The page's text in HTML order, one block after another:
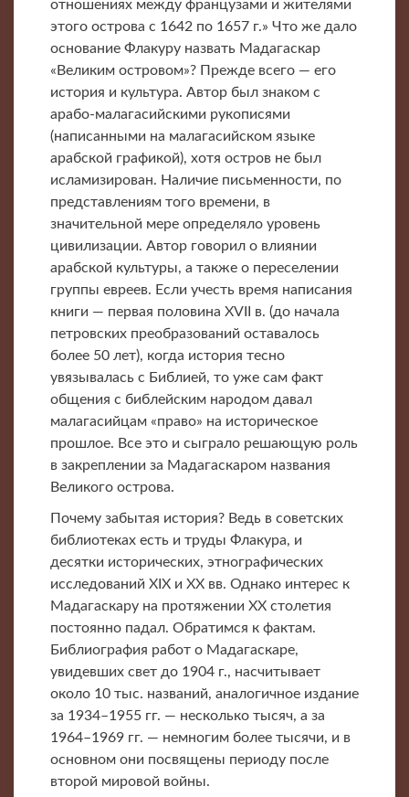
отношениях между французами и жителями
этого острова с 1642 по 1657 г.» Что же дало
основание Флакуру назвать Мадагаскар
«Великим островом»? Прежде всего — его
история и культура. Автор был знаком с
арабо-малагасийскими рукописями
(написанными на малагасийском языке
арабской графикой), хотя остров не был
исламизирован. Наличие письменности, по
представлениям того времени, в
значительной мере определяло уровень
цивилизации. Автор говорил о влиянии
арабской культуры, а также о переселении
группы евреев. Если учесть время написания
книги — первая половина XVII в. (до начала
петровских преобразований оставалось
более 50 лет), когда история тесно
увязывалась с Библией, то уже сам факт
общения с библейским народом давал
малагасийцам «право» на историческое
прошлое. Все это и сыграло решающую роль
в закреплении за Мадагаскаром названия
Великого острова.
Почему забытая история? Ведь в советских
библиотеках есть и труды Флакура, и
десятки исторических, этнографических
исследований XIX и XX вв. Однако интерес к
Мадагаскару на протяжении XX столетия
постоянно падал. Обратимся к фактам.
Библиография работ о Мадагаскаре,
увидевших свет до 1904 г., насчитывает
около 10 тыс. названий, аналогичное издание
за 1934–1955 гг. — несколько тысяч, а за
1964–1969 гг. — немногим более тысячи, и в
основном они посвящены периоду после
второй мировой войны.